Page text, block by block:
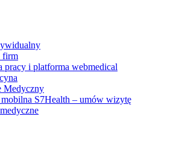
firm
pracy i platforma webmedical
Medyczny
S7Health – umów wizytę